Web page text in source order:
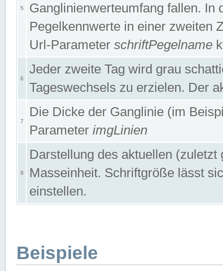
5
Ganglinienwerteumfang fallen. In
Pegelkennwerte in einer zweiten
Url-Parameter schriftPegelname
6
Jeder zweite Tag wird grau
Tageswechsels zu erzielen. Der
7
Die Dicke der Ganglinie (im
Parameter imgLinien
8
Darstellung des aktuellen
Masseinheit. Schriftgröße lässt
einstellen.
Beispiele